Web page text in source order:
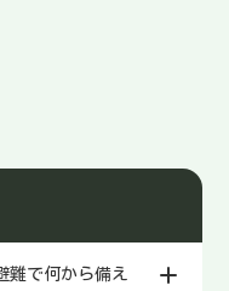
難で何から備え